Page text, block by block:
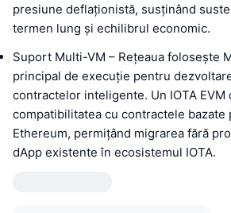
presiune deflaționistă, susținând
termen lung și echilibrul economic.
Suport Multi-VM – Rețeaua folosește
principal de execuție pentru
contractelor inteligente. Un IOTA EVM
compatibilitatea cu contractele bazate
Ethereum, permițând migrarea fără
dApp existente în ecosistemul IOTA.